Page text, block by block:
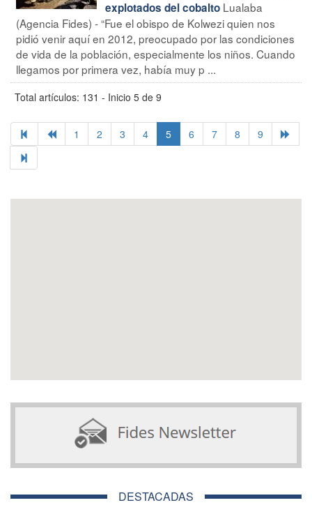
explotados del cobalto Lualaba
(Agencia Fides) - “Fue el obispo de Kolwezi quien nos
pidió venir aquí en 2012, preocupado por las condiciones
de vida de la población, especialmente los niños. Cuando
llegamos por primera vez, había muy p ...
Total artículos: 131 - Inicio 5 de 9
1 2 3 4 5 6 7 8 9
DESTACADAS